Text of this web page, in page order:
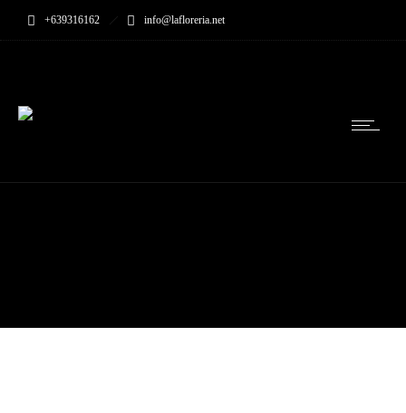
+639316162 info@lafloreria.net